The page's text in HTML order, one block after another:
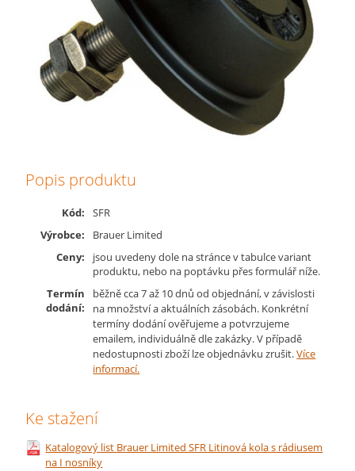
Popis produktu
Kód:
SFR
Výrobce:
Brauer Limited
Ceny:
jsou uvedeny dole na stránce v tabulce variant
produktu, nebo na poptávku přes formulář níže.
Termín
dodání:
běžně cca 7 až 10 dnů od objednání, v závislosti
na množství a aktuálních zásobách. Konkrétní
termíny dodání ověřujeme a potvrzujeme
emailem, individuálně dle zakázky. V případě
nedostupnosti zboží lze objednávku zrušit.Více
informací.
Ke stažení
Katalogový list Brauer Limited SFR Litinová kola s rádiusem
na I nosníky